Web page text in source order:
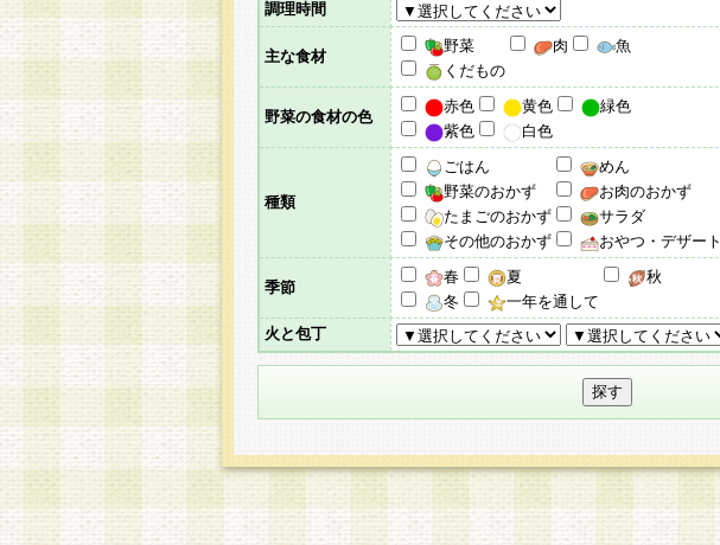
調理時間
主な食材
野菜 肉
魚
くだもの
野菜の食材の色
赤色 黄色
緑色
紫色
白色
種類
ごはん めん
野菜のおかず
お肉のおかず
たまごのおかず
サラダ
その他のおかず
おやつ・デザート
季節
春 夏
秋
冬
一年を通して
火と包丁